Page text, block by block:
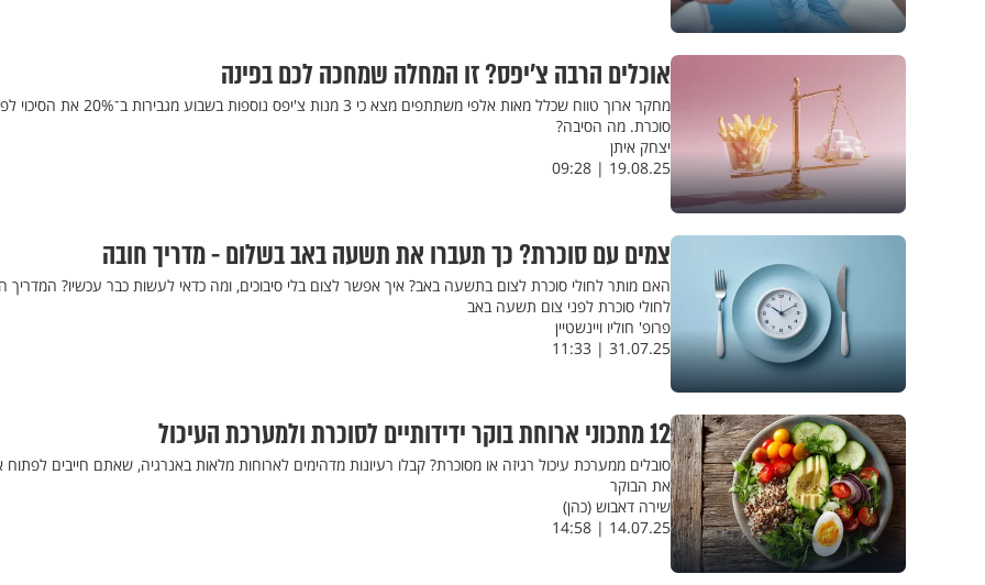
אוכלים הרבה צ'יפס? זו המחלה שמחכה לכם בפינה
מחקר ארוך טווח שכלל מאות אלפי משתתפים מצא כי 3 מנות צ'יפס נוספות בשבוע
סוכרת. מה הסיבה?
יצחק איתן
19.08.25 | 09:28
צמים עם סוכרת? כך תעברו את תשעה באב בשלום - מדריך חובה
האם מותר לחולי סוכרת לצום בתשעה באב? איך אפשר לצום בלי סיבוכים, ומה כדאי לעשות כבר עכשיו? המדריך
לחולי סוכרת לפני צום תשעה באב
פרופ' חוליו ויינשטיין
31.07.25 | 11:33
12 מתכוני ארוחת בוקר ידידותיים לסוכרת ולמערכת העיכול
סובלים ממערכת עיכול רגיזה או מסוכרת? קבלו רעיונות מדהימים לארוחות מלאות באנרגיה, שאתם חייבים לפתוח
את הבוקר
שירה דאבוש (כהן)
14.07.25 | 14:58